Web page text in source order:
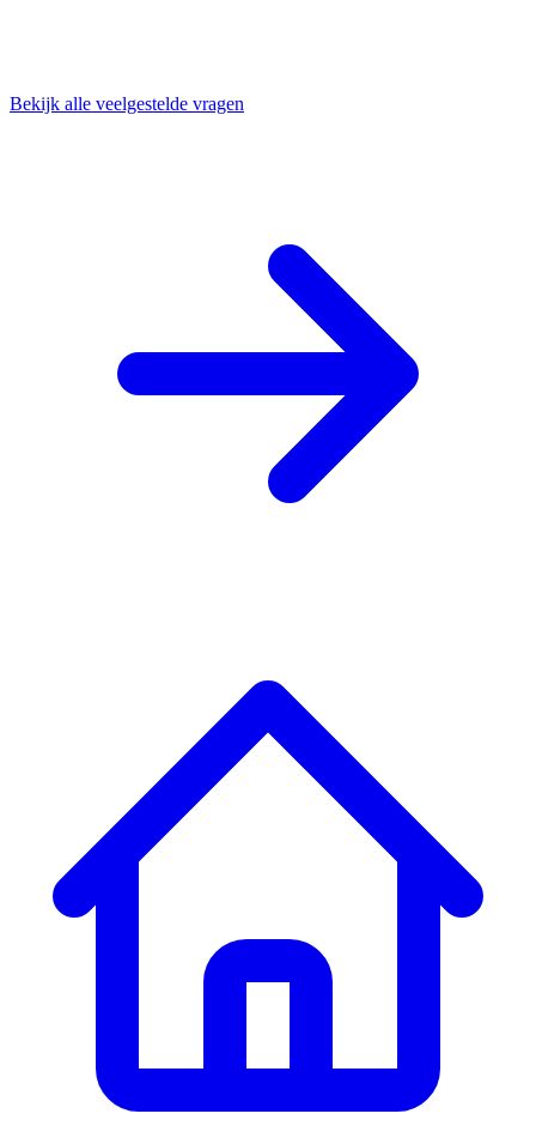
Bekijk alle veelgestelde vragen